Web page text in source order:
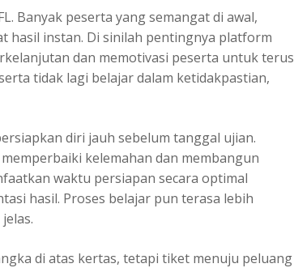
Banyak peserta yang semangat di awal,
hasil instan. Di sinilah pentingnya platform
dan memotivasi peserta untuk terus
tidak lagi belajar dalam ketidakpastian,
diri jauh sebelum tanggal ujian.
kelemahan dan membangun
waktu persiapan secara optimal
hasil. Proses belajar pun terasa lebih
di atas kertas, tetapi tiket menuju peluang